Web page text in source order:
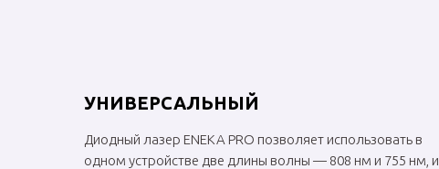
УНИВЕРСАЛЬНЫЙ
Диодный лазер ENEKA PRO позволяет использовать в
одном устройстве две длины волны — 808 нм и 755 нм, и